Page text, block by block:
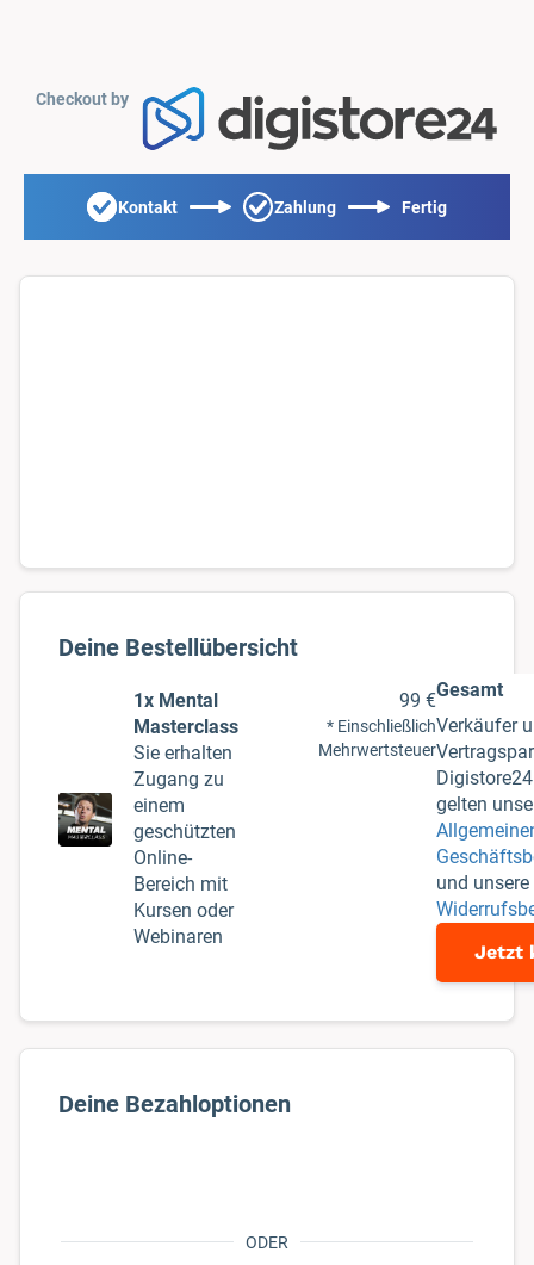
Checkout by
Kontakt Zahlung Fertig
1x Mental
Masterclass
Sie erhalten
Zugang zu
einem
geschützten
Online-
Bereich mit
Kursen oder
Webinaren
99 €
* Einschließlich
Mehrwertsteuer
Gesamt
Verkäufer
gelten
und unsere
Jetzt
ODER